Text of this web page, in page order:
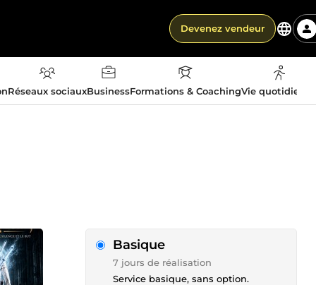
Devenez vendeur
Réseaux sociauxBusinessFormations & CoachingVie
Basique
7 jours de réalisation
Service basique, sans option.